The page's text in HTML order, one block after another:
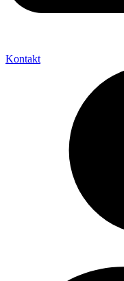
Kontakt